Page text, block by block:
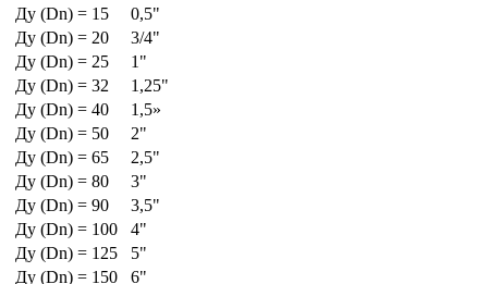
Ду (Dn) = 15
0,5"
Ду (Dn) = 20
3/4"
Ду (Dn) = 25
1"
Ду (Dn) = 32
1,25"
Ду (Dn) = 40
1,5»
Ду (Dn) = 50
2"
Ду (Dn) = 65
2,5"
Ду (Dn) = 80
3"
Ду (Dn) = 90
3,5"
Ду (Dn) = 100
4"
Ду (Dn) = 125
5"
Ду (Dn) = 150
6"